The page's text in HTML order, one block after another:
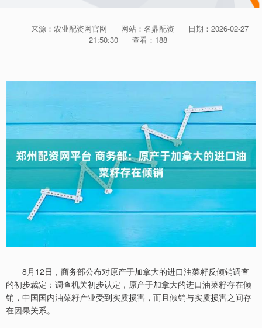
来源：农业配资网官网 网站：名鼎配资
日期：2026-02-27
21:50:30
查看：188
8月12日，商务部公布对原产于加拿大的进口油菜籽反倾销调查
的初步裁定：调查机关初步认定，原产于加拿大的进口油菜籽存在倾
销，中国国内油菜籽产业受到实质损害，而且倾销与实质损害之间存
在因果关系。